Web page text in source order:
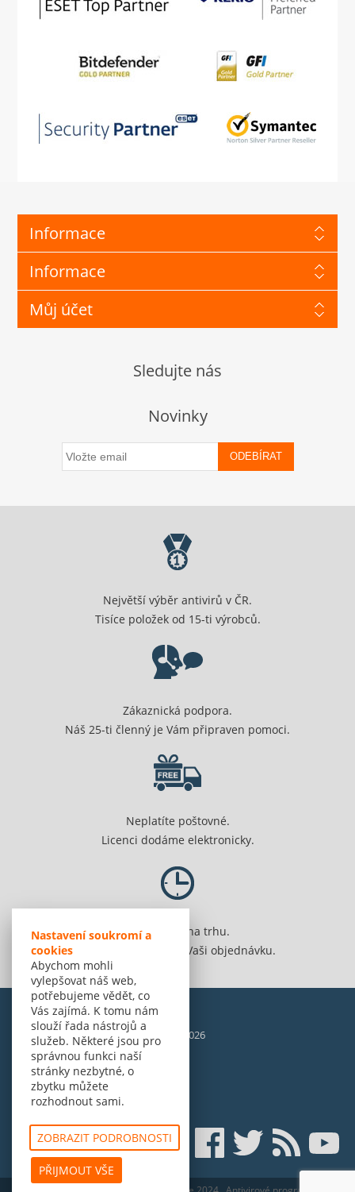
Nastavení soukromí a
cookies
Abychom mohli
vylepšovat náš web,
potřebujeme vědět, co
Vás zajímá. K tomu nám
slouží řada nástrojů a
služeb. Některé jsou pro
správnou funkci naší
stránky nezbytné, o
zbytku můžete
rozhodnout sami.
ZOBRAZIT PODROBNOSTI
PŘIJMOUT VŠE
Informace
Informace
Můj účet
Sledujte nás
Novinky
ODEBÍRAT
Největší výběr antivirů v ČR.
Tisíce položek od 15-ti výrobců.
Zákaznická podpora.
Náš 25-ti členný je Vám připraven pomoci.
Neplatíte poštovné.
Licenci dodáme elektronicky.
Jsme 20 let na trhu.
Spolehlivě vyřídíme Vaši objednávku.
© Amenit Software Solutions, 1998 - 2026
Powered by nopCommerce